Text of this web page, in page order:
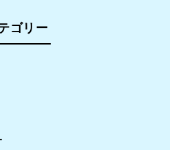
ゴリー